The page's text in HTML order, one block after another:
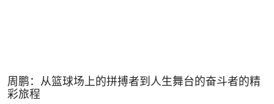
周鹏：从篮球场上的拼搏者到人生舞台的奋斗者的精
彩旅程